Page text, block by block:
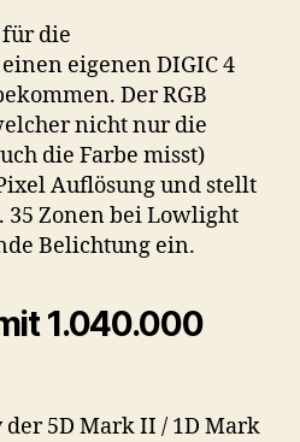
für die
eigenen DIGIC 4
Der RGB
nicht nur die
die Farbe misst)
Auflösung und stellt
35 Zonen bei Lowlight
Belichtung ein.
1.040.000
der 5D Mark II / 1D Mark